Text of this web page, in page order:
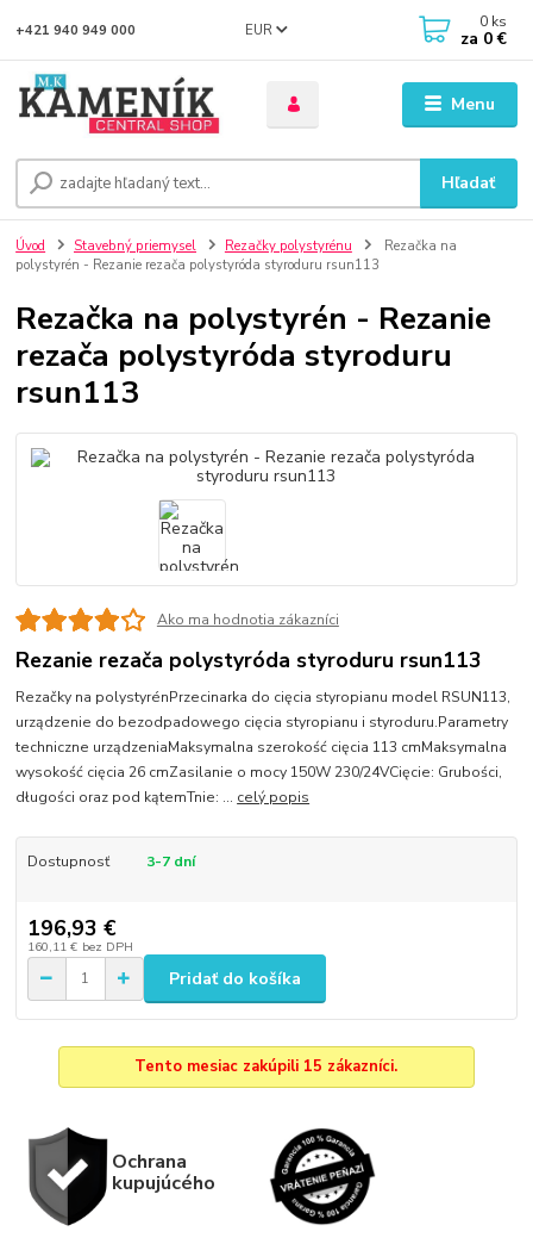
Menu
EUR
Hľadať
+421 940 949 000 0 ks
za 0 €
Úvod Stavebný priemysel Rezačky polystyrénu
Rezačka na
polystyrén - Rezanie rezača polystyróda styroduru rsun113
Rezačka na polystyrén - Rezanie
rezača polystyróda styroduru
rsun113
Ako ma hodnotia zákazníci
Rezanie rezača polystyróda styroduru rsun113
Rezačky na polystyrénPrzecinarka do cięcia styropianu model RSUN113,
urządzenie do bezodpadowego cięcia styropianu i styroduru.Parametry
techniczne urządzeniaMaksymalna szerokość cięcia 113 cmMaksymalna
wysokość cięcia 26 cmZasilanie o mocy 150W 230/24VCięcie: Grubości,
długości oraz pod kątemTnie: ... celý popis
Dostupnosť 3-7 dní
196,93 €
160,11 € bez DPH
Pridať do košíka
Tento mesiac zakúpili 15 zákazníci.
Ochrana
kupujúcého